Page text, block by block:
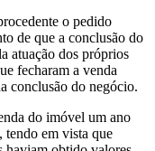
o pedido
de que a conclusão do
atuação dos próprios
fecharam a venda
conclusão do negócio.
do imóvel um ano
tendo em vista que